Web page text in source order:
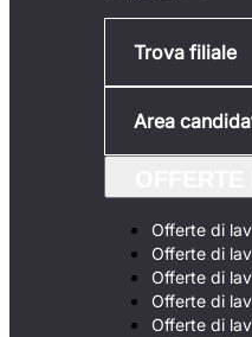
Trova filiale
Area
Offerte di
Offerte di
Offerte di
Offerte di
Offerte di